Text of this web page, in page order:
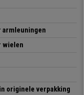
armleuningen
wielen
originele verpakking